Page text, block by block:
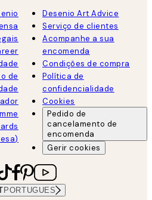
de
Desenio Art Advice
Serviço de clientes
Acompanhe a sua
encomenda
Condições de compra
Política de
confidencialidade
Cookies
Pedido de
cancelamento de
encomenda
Gerir cookies
PORTUGUES